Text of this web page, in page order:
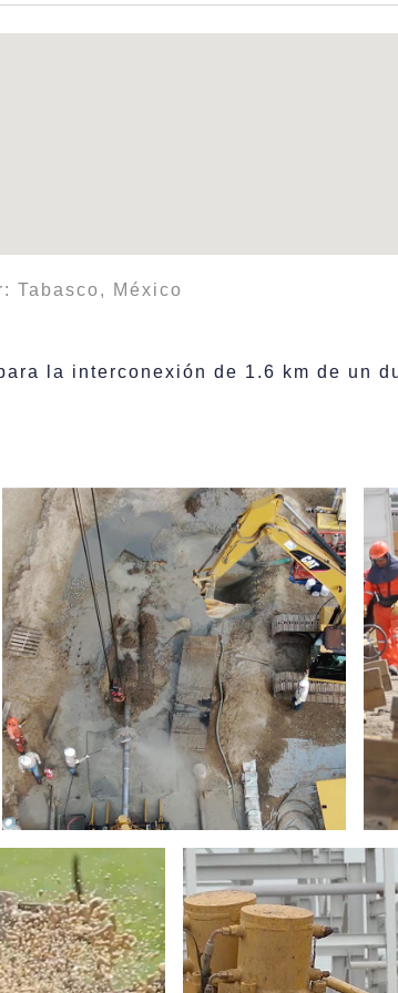
Tabasco, México
la interconexión de 1.6 km de un